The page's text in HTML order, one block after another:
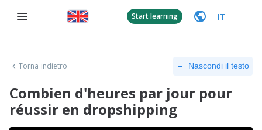
Start learning IT
Torna indietro Nascondi il testo
Combien d'heures par jour pour
réussir en dropshipping